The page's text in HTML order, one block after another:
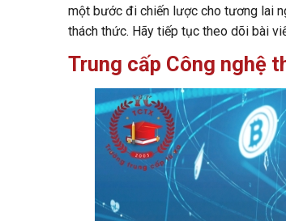
một bước đi chiến lược cho tương lai
thách thức. Hãy tiếp tục theo dõi bài
Trung cấp Công nghệ